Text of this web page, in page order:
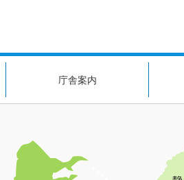
庁舎案内